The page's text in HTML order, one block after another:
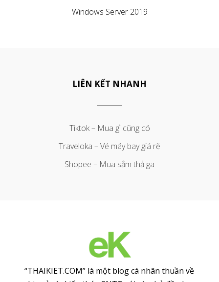
Windows Server 2019
LIÊN KẾT NHANH
Tiktok – Mua gì cũng có
Traveloka – Vé máy bay giá rẽ
Shopee – Mua sắm thả ga
“THAIKIET.COM” là một blog cá nhân thuần về